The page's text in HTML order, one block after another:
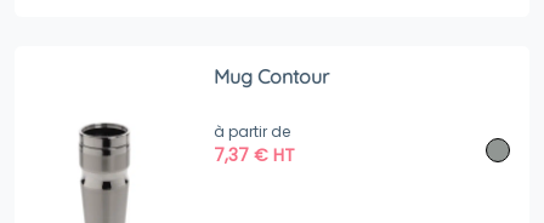
Mug Contour
à partir de
7,37€ HT